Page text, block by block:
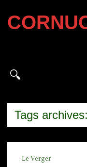
Tags
Le Verger